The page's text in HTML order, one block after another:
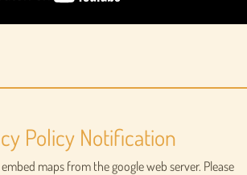
Policy Notification
maps from the google web server. Please